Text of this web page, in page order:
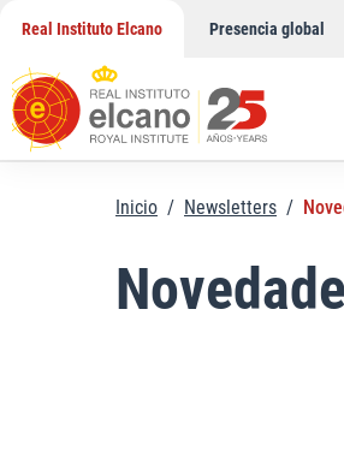
contenido
Real Instituto Elcano Presencia global
Inicio / Newsletters /